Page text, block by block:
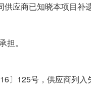
应商已知晓本项目补
担。
〕 125号，供应商列入